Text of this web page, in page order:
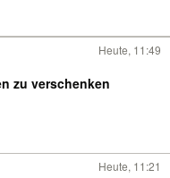
Heute, 11:49
zu verschenken
Heute, 11:21